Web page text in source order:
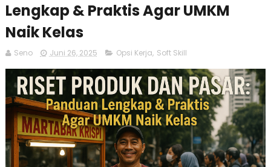
Lengkap & Praktis Agar UMKM
Naik Kelas
Seno Juni 26, 2025 Opsi Kerja, Soft Skill